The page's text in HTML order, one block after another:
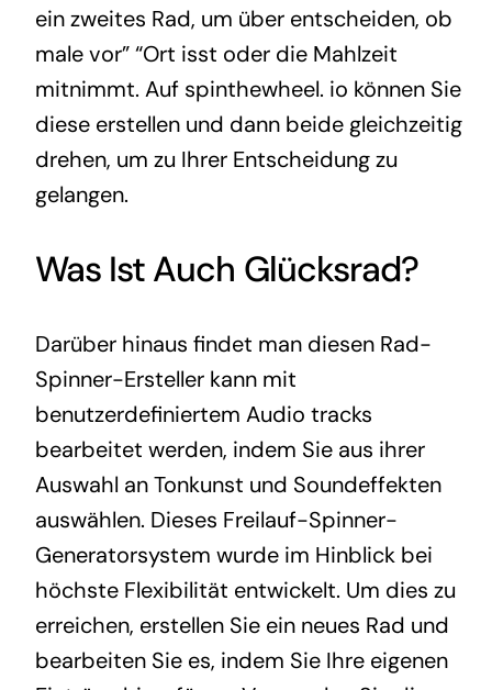
ein zweites Rad, um über entscheiden, ob
male vor” “Ort isst oder die Mahlzeit
mitnimmt. Auf spinthewheel. io können Sie
diese erstellen und dann beide gleichzeitig
drehen, um zu Ihrer Entscheidung zu
gelangen.
Was Ist Auch Glücksrad?
Darüber hinaus findet man diesen Rad-
Spinner-Ersteller kann mit
benutzerdefiniertem Audio tracks
bearbeitet werden, indem Sie aus ihrer
Auswahl an Tonkunst und Soundeffekten
auswählen. Dieses Freilauf-Spinner-
Generatorsystem wurde im Hinblick bei
höchste Flexibilität entwickelt. Um dies zu
erreichen, erstellen Sie ein neues Rad und
bearbeiten Sie es, indem Sie Ihre eigenen